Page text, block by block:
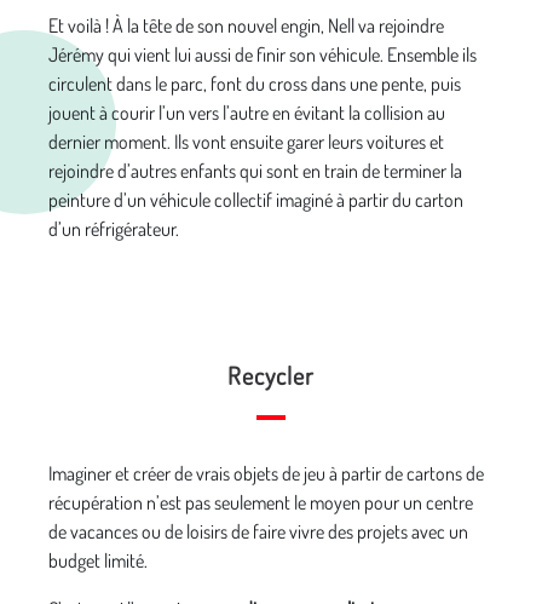
Et voilà ! À la tête de son nouvel engin, Nell va rejoindre
Jérémy qui vient lui aussi de finir son véhicule. Ensemble ils
circulent dans le parc, font du cross dans une pente, puis
jouent à courir l’un vers l’autre en évitant la collision au
dernier moment. Ils vont ensuite garer leurs voitures et
rejoindre d’autres enfants qui sont en train de terminer la
peinture d’un véhicule collectif imaginé à partir du carton
d’un réfrigérateur.
Recycler
Imaginer et créer de vrais objets de jeu à partir de cartons de
récupération n’est pas seulement le moyen pour un centre
de vacances ou de loisirs de faire vivre des projets avec un
budget limité.